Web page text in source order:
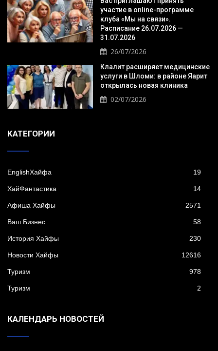
участие в online-программе
клуба «Мы на связи».
Расписание 26.07.2026 —
31.07.2026
26/07/2026
Клалит расширяет медицинские
услуги в Шломи: в районе Яарит
открылась новая клиника
02/07/2026
KАТЕГОРИИ
EnglishХайфа 19
XайФантастика 14
Афиша Хайфы 2571
Ваш Бизнес 58
История Хайфы 230
Новости Хайфы 12616
Туризм 978
Туризм 2
КАЛЕНДАРЬ НОВОСТЕЙ